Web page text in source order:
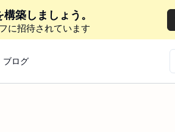
築しましょう。
に招待されています
ブログ